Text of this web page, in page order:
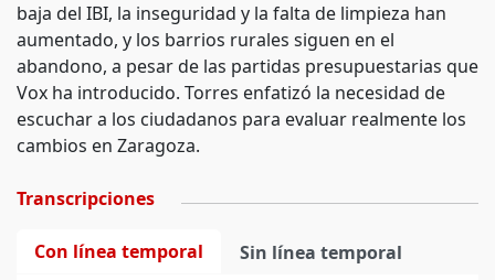
baja del IBI, la inseguridad y la falta de limpieza han
aumentado, y los barrios rurales siguen en el
abandono, a pesar de las partidas presupuestarias que
Vox ha introducido. Torres enfatizó la necesidad de
escuchar a los ciudadanos para evaluar realmente los
cambios en Zaragoza.
Transcripciones
Con línea temporal Sin línea temporal